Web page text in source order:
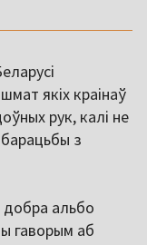
якіх краінаў
рук, калі не
з
добра альбо
гаворым аб